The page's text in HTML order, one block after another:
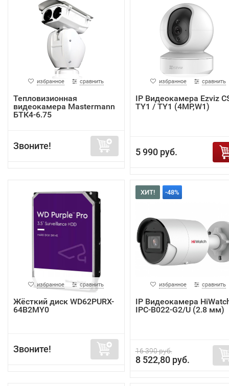
избранное сравнить
Тепловизионная
видеокамера Mastermann
БТК4-6.75
Звоните!
избранное сравнить
IP Видеокамера Ezviz
TY1 / TY1 (4MP,W1)
5 990 руб.
избранное сравнить
Жёсткий диск WD62PURX-
64B2MY0
Звоните!
ХИТ! -48%
избранное сравнить
IP Видеокамера
IPC-B022-G2/U (2.8 мм)
16 390 руб.
8 522,80 руб.